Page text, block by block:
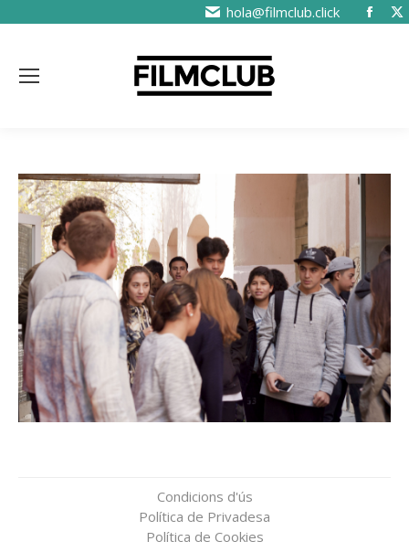
hola@filmclub.click
Condicions d'ús
Política de Privadesa
Política de Cookies